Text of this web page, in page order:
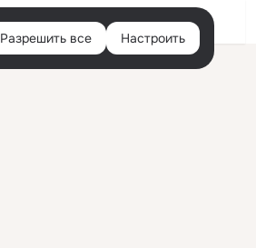
Войти
Разрешить все Настроить